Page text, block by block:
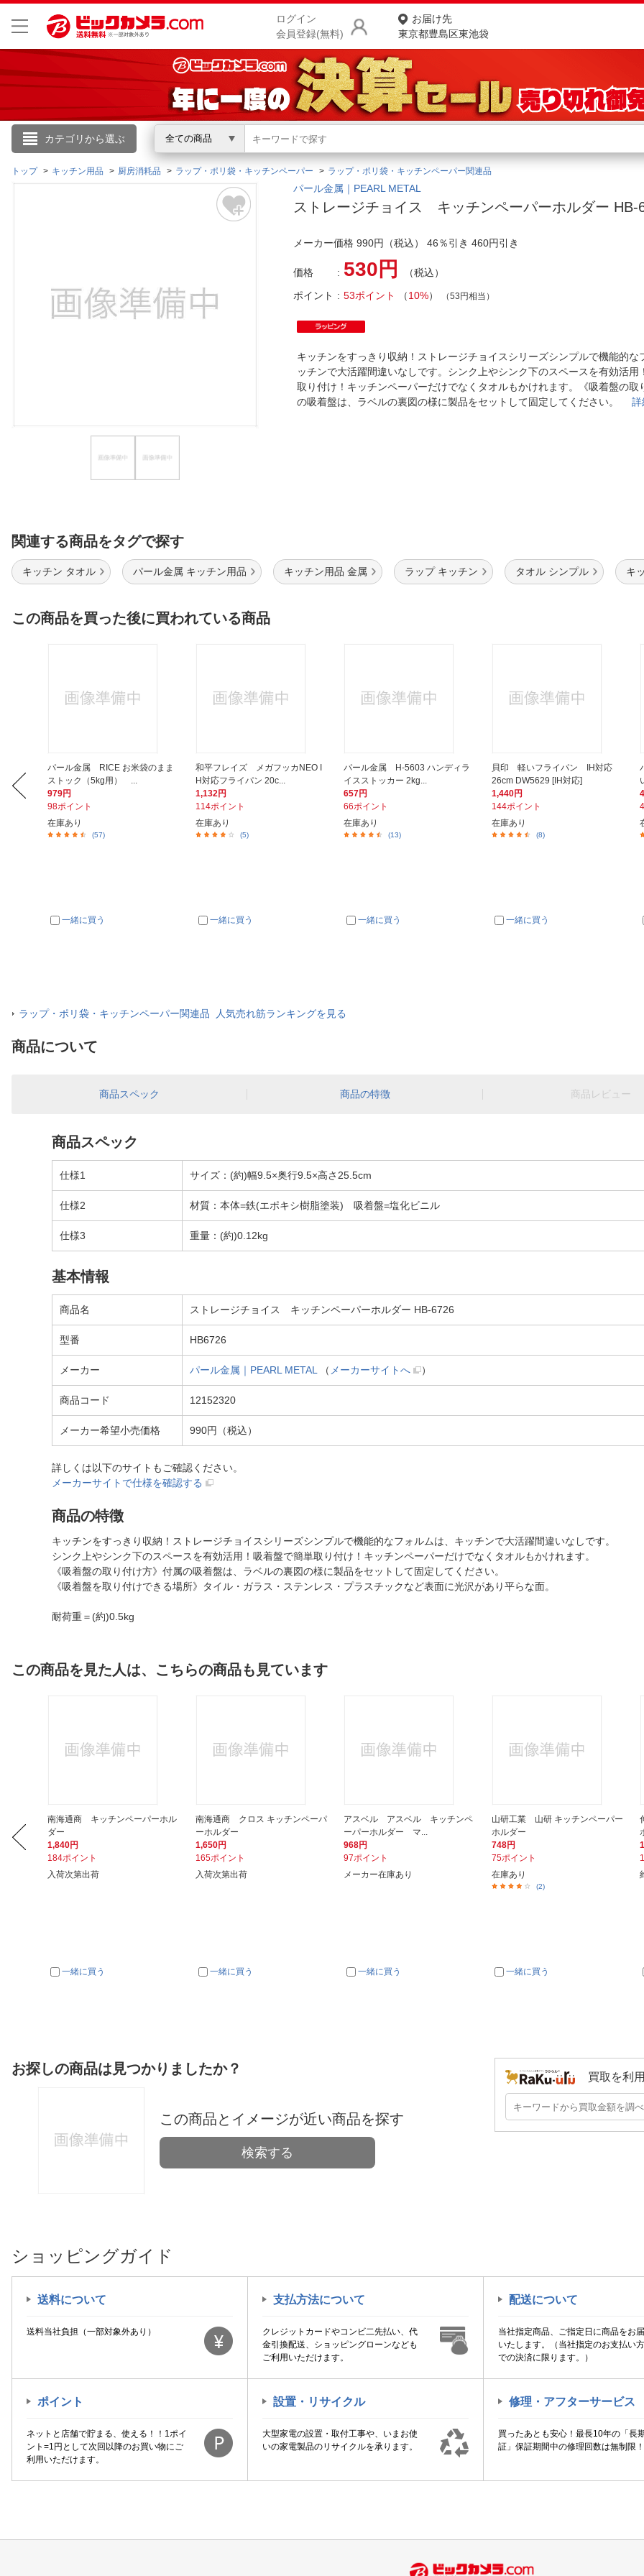
ログイン
会員登録(無料)
お届け先
東京都豊島区東池袋
カテゴリから選ぶ 全ての商品
こんにちは
ログイン
閲覧履歴
商品をさがす
ランキングからさがす
カテゴリ一覧からさがす
お客様サポート
ご利用ガイド
ご利用規約
トップ キッチン用品 厨房消耗品 ラップ・ポリ袋・キッチンペーパー ラップ・ポリ袋・キッチンペーパー関連品
パール金属｜PEARL METAL
ストレージチョイス キッチンペーパーホルダー HB-
メーカー価格 990円（税込） 46％引き 460円引き
価格 530円
（税込）
ポイント
53ポイント （10%） （53円相当）
キッチンをすっきり収納！ストレージチョイスシリーズシンプルで機能的な
ッチンで大活躍間違いなしです。シンク上やシンク下のスペースを有効活用
取り付け！キッチンペーパーだけでなくタオルもかけれます。《吸着盤の取
の吸着盤は、ラベルの裏図の様に製品をセットして固定してください。詳
関連する商品をタグで探す
キッチン タオル パール金属 キッチン用品 キッチン用品 金属 ラップ キッチン タオル シンプル キ
この商品を買った後に買われている商品
パール金属 RICE お米袋のまま
ストック（5kg用） ...
979円
98ポイント
在庫あり
(57)
一緒に買う
和平フレイズ メガフッカNEO I
H対応フライパン 20c...
1,132円
114ポイント
在庫あり
(5)
一緒に買う
パール金属 H-5603 ハンディラ
イスストッカー 2kg...
657円
66ポイント
在庫あり
(13)
一緒に買う
貝印 軽いフライパン IH対応
26cm DW5629 [IH対応]
1,440円
144ポイント
在庫あり
(8)
一緒に買う
ラップ・ポリ袋・キッチンペーパー関連品 人気売れ筋ランキングを見る
商品について
商品スペック 商品の特徴 商品レビュー
商品スペック
仕様1 サイズ：(約)幅9.5×奥行9.5×高さ25.5cm
仕様2 材質：本体=鉄(エポキシ樹脂塗装) 吸着盤=塩化ビニル
仕様3 重量：(約)0.12kg
基本情報
商品名 ストレージチョイス キッチンペーパーホルダー HB-6726
型番 HB6726
メーカー パール金属｜PEARL METAL（ メーカーサイトへ ）
商品コード 12152320
メーカー希望小売価格 990円（税込）
詳しくは以下のサイトもご確認ください。
メーカーサイトで仕様を確認する
商品の特徴
キッチンをすっきり収納！ストレージチョイスシリーズシンプルで機能的なフォルムは、キッチンで大活躍間違いなしです。
シンク上やシンク下のスペースを有効活用！吸着盤で簡単取り付け！キッチンペーパーだけでなくタオルもかけれます。
《吸着盤の取り付け方》付属の吸着盤は、ラベルの裏図の様に製品をセットして固定してください。
《吸着盤を取り付けできる場所》タイル・ガラス・ステンレス・プラスチックなど表面に光沢があり平らな面。
耐荷重＝(約)0.5kg
この商品を見た人は、こちらの商品も見ています
南海通商 キッチンペーパーホル
ダー
1,840円
184ポイント
入荷次第出荷
一緒に買う
南海通商 クロス キッチンペーパ
ーホルダー
1,650円
165ポイント
入荷次第出荷
一緒に買う
アスベル アスベル キッチンペ
ーパーホルダー マ...
968円
97ポイント
メーカー在庫あり
一緒に買う
山研工業 山研 キッチンペーパー
ホルダー
748円
75ポイント
在庫あり
(2)
一緒に買う
お探しの商品は見つかりましたか？
この商品とイメージが近い商品を探す
検索する
買取を利
ショッピングガイド
送料について
送料当社負担（一部対象外あり）
支払方法について
クレジットカードやコンビ二先払い、代
金引換配送、ショッピングローンなども
ご利用いただけます。
配送について
当社指定商品、ご指定日に商品をお
いたします。（当社指定のお支払い
での決済に限ります。）
ポイント
ネットと店舗で貯まる、使える！！1ポイ
ント=1円として次回以降のお買い物にご
利用いただけます。
設置・リサイクル
大型家電の設置・取付工事や、いまお使
いの家電製品のリサイクルを承ります。
修理・アフターサービス
買ったあとも安心！最長10年の「長
証」保証期間中の修理回数は無制限！